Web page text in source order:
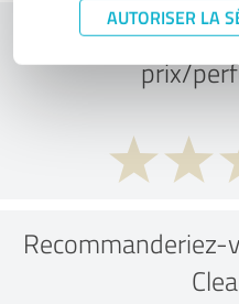
AUTORISER LA
Que
prix/
Recommanderiez-